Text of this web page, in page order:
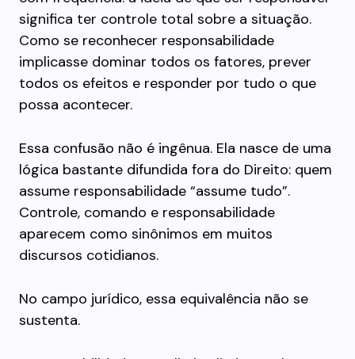
significa ter controle total sobre a situação.
Como se reconhecer responsabilidade
implicasse dominar todos os fatores, prever
todos os efeitos e responder por tudo o que
possa acontecer.
Essa confusão não é ingênua. Ela nasce de uma
lógica bastante difundida fora do Direito: quem
assume responsabilidade “assume tudo”.
Controle, comando e responsabilidade
aparecem como sinônimos em muitos
discursos cotidianos.
No campo jurídico, essa equivalência não se
sustenta.